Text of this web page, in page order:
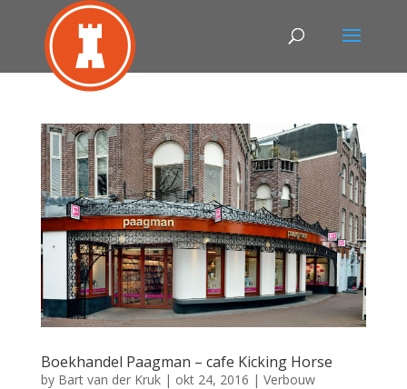
Boekhandel Paagman – cafe Kicking Horse
by Bart van der Kruk| okt 24, 2016 | Verbouw